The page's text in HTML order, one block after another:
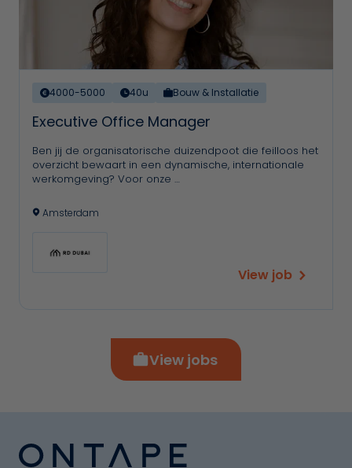
4000-5000 40u Bouw & Installatie
Executive Office Manager
Ben jij de organisatorische duizendpoot die feilloos het
overzicht bewaart in een dynamische, internationale
werkomgeving? Voor onze …
Amsterdam
View job
View jobs